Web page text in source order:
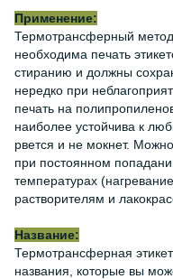
Применение:
Термотрансферный метод
необходима печать
стиранию и должны
нередко при
печать на
наиболее устойчива к
рвется и не мокнет.
при постоянном
температурах
растворителям и
Название:
Термотрансферная
названия, которые вы